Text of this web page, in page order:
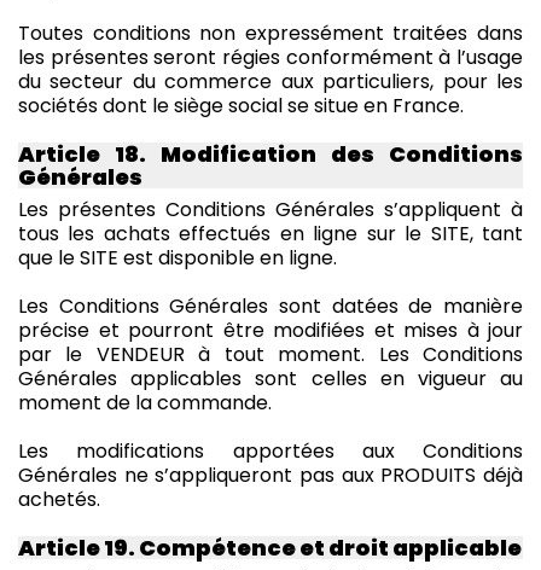
Toutes conditions non expressément traitées dans
les présentes seront régies conformément à l’usage
du secteur du commerce aux particuliers, pour les
sociétés dont le siège social se situe en France.
Article 18. Modification des Conditions
Générales
Les présentes Conditions Générales s’appliquent à
tous les achats effectués en ligne sur le SITE, tant
que le SITE est disponible en ligne.
Les Conditions Générales sont datées de manière
précise et pourront être modifiées et mises à jour
par le VENDEUR à tout moment. Les Conditions
Générales applicables sont celles en vigueur au
moment de la commande.
Les modifications apportées aux Conditions
Générales ne s’appliqueront pas aux PRODUITS déjà
achetés.
Article 19. Compétence et droit applicable